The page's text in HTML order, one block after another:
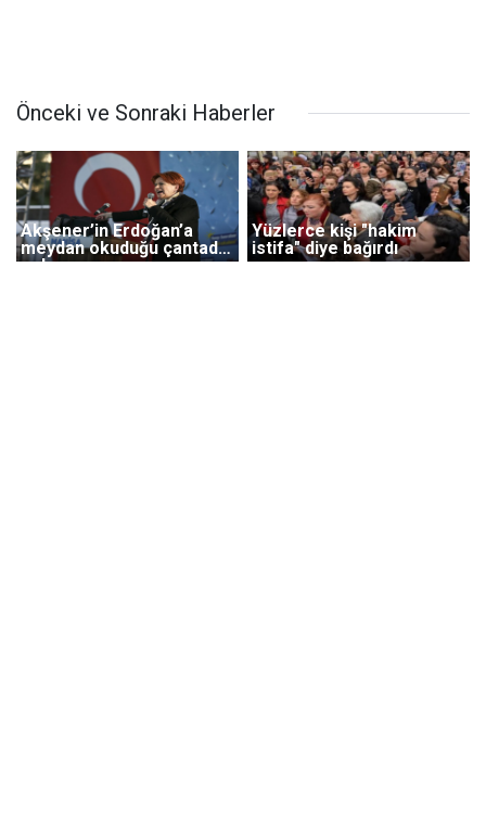
Önceki ve Sonraki Haberler
Akşener’in Erdoğan’a
meydan okuduğu çantada
neler var
Yüzlerce kişi "hakim
istifa" diye bağırdı